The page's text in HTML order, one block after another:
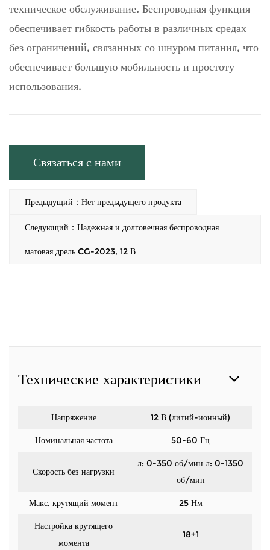
техническое обслуживание. Беспроводная функция
обеспечивает гибкость работы в различных средах
без ограничений, связанных со шнуром питания, что
обеспечивает большую мобильность и простоту
использования.
Связаться с нами
Предыдущий：Нет предыдущего продукта
Следующий：Надежная и долговечная беспроводная
матовая дрель CG-2023, 12 В
Технические характеристики
Напряжение 12 В (литий-ионный)
Номинальная частота 50-60 Гц
Скорость без нагрузки
л: 0-350 об/мин л: 0-1350
об/мин
Макс. крутящий момент 25 Нм
Настройка крутящего
момента
18+1